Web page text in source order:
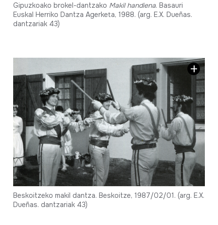
Gipuzkoako brokel-dantzako Makil handiena. Basauri
Euskal Herriko Dantza Agerketa, 1988. (arg. E.X. Dueñas.
dantzariak 43)
Beskoitzeko makil dantza. Beskoitze, 1987/02/01. (arg. E.X.
Dueñas. dantzariak 43)